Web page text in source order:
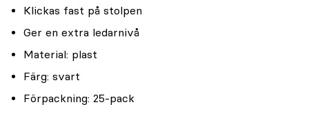
Klickas fast på stolpen
Ger en extra ledarnivå
Material: plast
Färg: svart
Förpackning: 25-pack